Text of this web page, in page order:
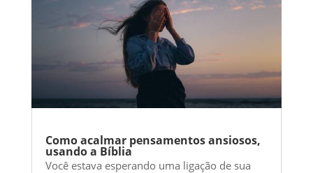
Como acalmar pensamentos ansiosos,
usando a Bíblia
Você estava esperando uma ligação de sua